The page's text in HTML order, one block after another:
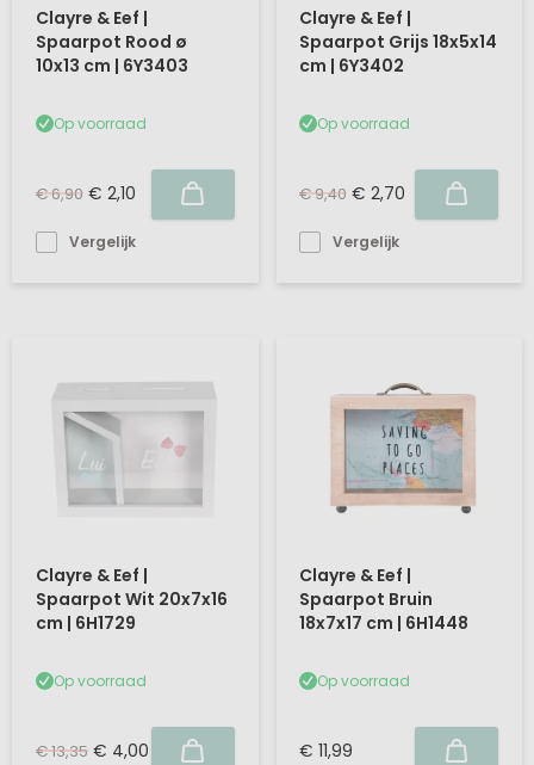
Clayre & Eef |
Spaarpot Rood ø
10x13 cm | 6Y3403
Op voorraad
€ 6,90 € 2,10
Vergelijk
Clayre & Eef |
Spaarpot Grijs 18x5x14
cm | 6Y3402
Op voorraad
€ 9,40 € 2,70
Vergelijk
Clayre & Eef |
Spaarpot Wit 20x7x16
cm | 6H1729
Op voorraad
€ 13,35 € 4,00
Clayre & Eef |
Spaarpot Bruin
18x7x17 cm | 6H1448
Op voorraad
€ 11,99